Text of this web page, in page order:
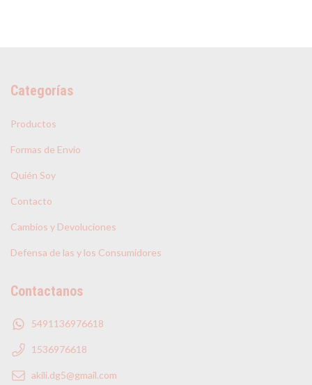
Categorías
Productos
Formas de Envio
Quién Soy
Contacto
Cambios y Devoluciones
Defensa de las y los Consumidores
Contactanos
5491136976618
1536976618
akili.dg5@gmail.com